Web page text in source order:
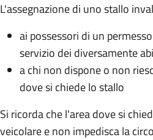
L'assegnazione di uno stallo
ai possessori di un
servizio dei diversamente
a chi non dispone o non
dove si chiede lo stallo
Si ricorda che l'area dove si
veicolare e non impedisca la